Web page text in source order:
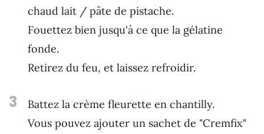
chaud lait / pâte de pistache.
Fouettez bien jusqu'à ce que la gélatine
fonde.
Retirez du feu, et laissez refroidir.
3
Battez la crème fleurette en chantilly.
Vous pouvez ajouter un sachet de "Cremfix"